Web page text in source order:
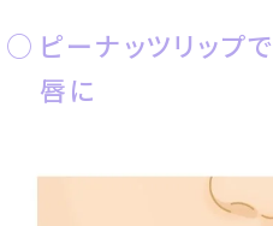
ピーナッツリップ
唇に